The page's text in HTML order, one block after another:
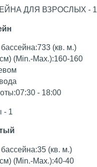
ДЛЯ ВЗРОСЛЫХ - 1
(кв. м.)
(Min.-Max.):160-160
- 18:00
- 1
(кв. м.)
(Min.-Max.):40-40